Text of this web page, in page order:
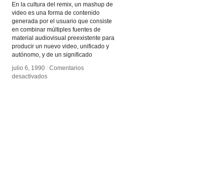
En la cultura del remix, un mashup de
video es una forma de contenido
generada por el usuario que consiste
en combinar múltiples fuentes de
material audiovisual preexistente para
producir un nuevo video, unificado y
autónomo, y de un significado
julio 6, 1990 / Comentarios
desactivadosen
julio 6, 1990 / Comentarios
desactivadosen